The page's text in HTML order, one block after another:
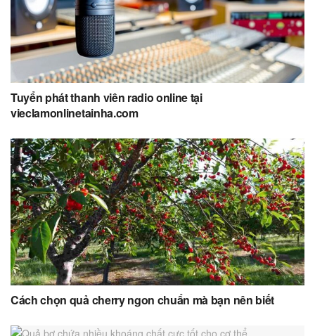
Tuyển phát thanh viên radio online tại
vieclamonlinetainha.com
Cách chọn quả cherry ngon chuẩn mà bạn nên biết